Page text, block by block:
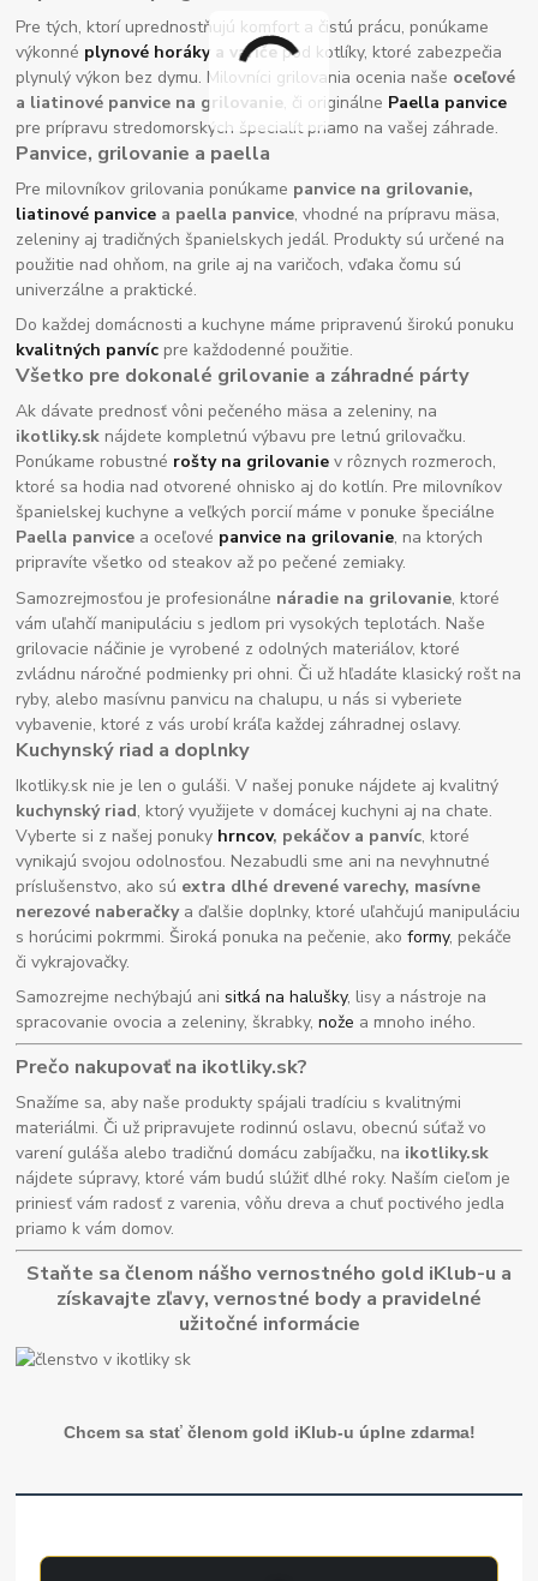
Pre tých, ktorí uprednostňujú komfort a čistú prácu, ponúkame
výkonné plynové horáky a varičepod kotlíky, ktoré zabezpečia
plynulý výkon bez dymu. Milovníci grilovania ocenia naše oceľové
a liatinové panvice na grilovanie, či originálne Paella panvice
pre prípravu stredomorských špecialít priamo na vašej záhrade.
Panvice, grilovanie a paella
Pre milovníkov grilovania ponúkame panvice na grilovanie,
liatinové panvice a paella panvice, vhodné na prípravu mäsa,
zeleniny aj tradičných španielskych jedál. Produkty sú určené na
použitie nad ohňom, na grile aj na varičoch, vďaka čomu sú
univerzálne a praktické.
Do každej domácnosti a kuchyne máme pripravenú širokú ponuku
kvalitných panvíc pre každodenné použitie.
Všetko pre dokonalé grilovanie a záhradné párty
Ak dávate prednosť vôni pečeného mäsa a zeleniny, na
ikotliky.sk nájdete kompletnú výbavu pre letnú grilovačku.
Ponúkame robustné rošty na grilovanie v rôznych rozmeroch,
ktoré sa hodia nad otvorené ohnisko aj do kotlín. Pre milovníkov
španielskej kuchyne a veľkých porcií máme v ponuke špeciálne
Paella panvice a oceľové panvice na grilovanie, na ktorých
pripravíte všetko od steakov až po pečené zemiaky.
Samozrejmosťou je profesionálne náradie na grilovanie, ktoré
vám uľahčí manipuláciu s jedlom pri vysokých teplotách. Naše
grilovacie náčinie je vyrobené z odolných materiálov, ktoré
zvládnu náročné podmienky pri ohni. Či už hľadáte klasický rošt na
ryby, alebo masívnu panvicu na chalupu, u nás si vyberiete
vybavenie, ktoré z vás urobí kráľa každej záhradnej oslavy.
Kuchynský riad a doplnky
Ikotliky.sk nie je len o guláši. V našej ponuke nájdete aj kvalitný
kuchynský riad, ktorý využijete v domácej kuchyni aj na chate.
Vyberte si z našej ponuky hrncov, pekáčov a panvíc, ktoré
vynikajú svojou odolnosťou. Nezabudli sme ani na nevyhnutné
príslušenstvo, ako sú extra dlhé drevené varechy, masívne
nerezové naberačkya ďalšie doplnky, ktoré uľahčujú manipuláciu
s horúcimi pokrmmi. Široká ponuka na pečenie, akoformy, pekáče
či vykrajovačky.
Samozrejme nechýbajú anisitká na halušky, lisy a nástroje na
spracovanie ovocia a zeleniny, škrabky,nože a mnoho iného.
Prečo nakupovať na ikotliky.sk?
Snažíme sa, aby naše produkty spájali tradíciu s kvalitnými
materiálmi. Či už pripravujete rodinnú oslavu, obecnú súťaž vo
varení guláša alebo tradičnú domácu zabíjačku, na ikotliky.sk
nájdete súpravy, ktoré vám budú slúžiť dlhé roky. Naším cieľom je
priniesť vám radosť z varenia, vôňu dreva a chuť poctivého jedla
priamo k vám domov.
Staňte sa členom nášho vernostného gold iKlub-u a
získavajte zľavy, vernostné body a pravidelné
užitočné informácie
Chcem sa stať členom gold iKlub-u úplne zdarma!